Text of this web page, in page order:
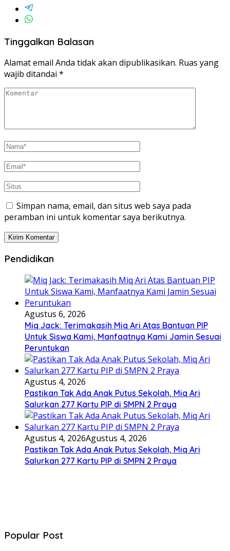
Tinggalkan Balasan
Alamat email Anda tidak akan dipublikasikan. Ruas yang
wajib ditandai *
Simpan nama, email, dan situs web saya pada
peramban ini untuk komentar saya berikutnya.
Pendidikan
Agustus 6, 2026
Miq Jack: Terimakasih Miq Ari Atas Bantuan PIP
Untuk Siswa Kami, Manfaatnya Kami Jamin Sesuai
Peruntukan
Agustus 4, 2026
Pastikan Tak Ada Anak Putus Sekolah, Miq Ari
Salurkan 277 Kartu PIP di SMPN 2 Praya
Agustus 4, 2026Agustus 4, 2026
Pastikan Tak Ada Anak Putus Sekolah, Miq Ari
Salurkan 277 Kartu PIP di SMPN 2 Praya
Popular Post